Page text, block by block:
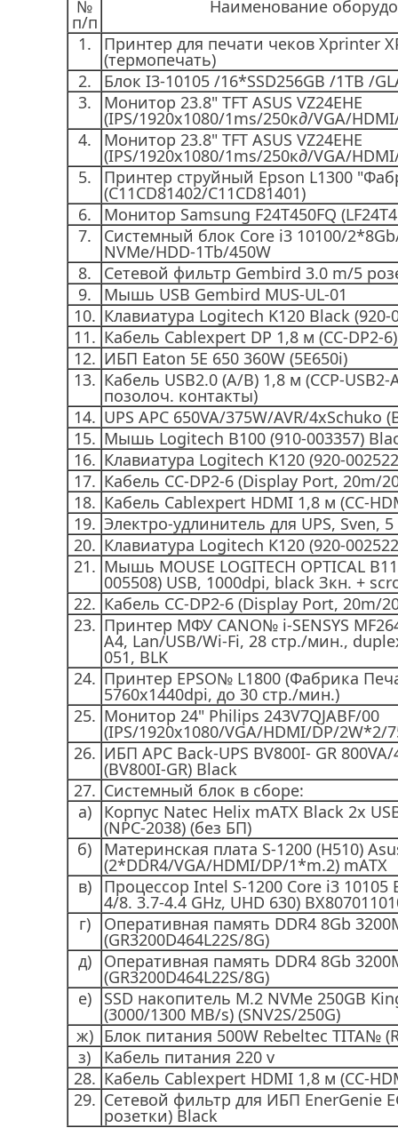
№
п/п
Наименование
1.
Принтер для печати чеков Xprinter
(термопечать)
2.
Блок I3-10105 /16*SSD256GB /1TB /
3.
Монитор 23.8" TFT ASUS VZ24EHE
(IPS/1920x1080/1ms/250кд/VGA/
4.
Монитор 23.8" TFT ASUS VZ24EHE
(IPS/1920x1080/1ms/250кд/VGA/
5.
Принтер струйный Epson L1300
(C11CD81402/C11CD81401)
6.
Монитор Samsung F24T450FQ
7.
Системный блок Core i3 10100/
NVMe/HDD-1Tb/450W
8.
Сетевой фильтр Gembird 3.0 m/5
9.
Мышь USB Gembird MUS-UL-01
10. Клавиатура Logitech K120 Black (920-
11. Кабель Cablexpert DP 1,8 м (CC-DP2-6)
12. ИБП Eaton 5E 650 360W (5E650i)
13. Кабель USB2.0 (A/B) 1,8 м (CCP-
позолоч. контакты)
14. UPS APC 650VA/375W/AVR/4xSchuko
15. Мышь Logitech B100 (910-003357)
16. Клавиатура Logitech K120 (920-
17. Кабель СС-DP2-6 (Display Port, 20m/
18. Кабель Cablexpert HDMI 1,8 м (CC-
19. Электро-удлинитель для UPS, Sven,
20. Клавиатура Logitech К120 (920-
21. Мышь MOUSE LOGITECH OPTICAL
005508) USB, 1000dpi, black Зкн. +
22. Кабель CC-DP2-6 (Display Port, 20m/
23. Принтер МФУ CANO№ i-SENSYS
A4, Lan/USB/Wi-Fi, 28 cтр./мин.,
051, BLK
24. Принтер EPSO№ L1800 (Фабрика
5760х1440dpi, до 30 стр./мин.)
25. Монитор 24" Philips 243V7QJABF/00
(IPS/1920x1080/VGA/HDMI/DP/2W*2/
26. ИБП APC Back-UPS BV800I- GR
(BV800I-GR) Black
27. Системный блок в сборе:
а)
Корпус Natec Helix mATX Black 2x
(NPC-2038) (без БП)
б)
Материнская плата S-1200 (H510)
(2*DDR4/VGA/HDMI/DP/1*m.2) mATX
в)
Процессор Intel S-1200 Core i3 10105
4/8. 3.7-4.4 GHz, UHD 630)
г)
Оперативная память DDR4 8Gb
(GR3200D464L22S/8G)
д)
Оперативная память DDR4 8Gb
(GR3200D464L22S/8G)
е)
SSD накопитель М.2 NVMe 250GB
(3000/1300 MB/s) (SNV2S/250G)
ж) Блок питания 500W Rebeltec TITA№
з)
Кабель питания 220 v
28. Кабель Cablexpert HDMI 1,8 м (CC-
29. Сетевой фильтр для ИБП EnerGenie
розетки) Black